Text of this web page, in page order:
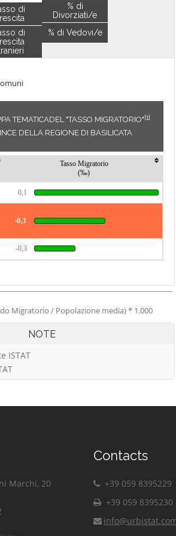
di
di
% di
Divorziati/e
% di Vedovi/e
TEMATICADEL "TASSO MIGRATORIO"[1]
DELLA REGIONE DI BASILICATA
Tasso Migratorio
(‰)
0,1
-0,1
-0,3
Migratorio / Popolazione media) * 1.000
NOTE
ISTAT
Marchi, 20
Contacts
+39 059 8395229
+39 059 8395230